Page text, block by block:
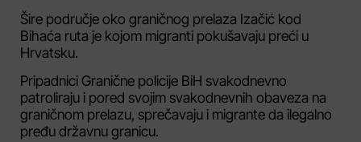
Šire područje oko graničnog prelaza Izačić kod
Bihaća ruta je kojom migranti pokušavaju preći u
Hrvatsku.
Pripadnici Granične policije BiH svakodnevno
patroliraju i pored svojim svakodnevnih obaveza na
graničnom prelazu, sprečavaju i migrante da ilegalno
pređu državnu granicu.